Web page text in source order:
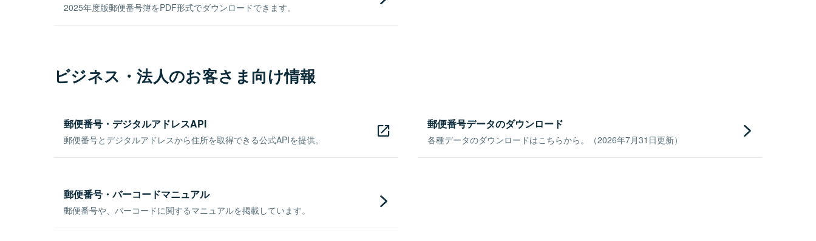
2025年度版郵便番号簿をPDF形式でダウンロードできます。
ビジネス・法人のお客さま向け情報
郵便番号・デジタルアドレスAPI
郵便番号とデジタルアドレスから住所を取得できる公式APIを提供。
郵便番号データのダウンロード
各種データのダウンロードはこちらから。（2026年7月31日更新）
郵便番号・バーコードマニュアル
郵便番号や、バーコードに関するマニュアルを掲載しています。